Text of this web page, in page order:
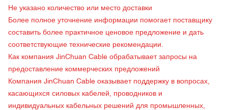
Не указано количество или место доставки
Более полное уточнение информации помогает поставщику
составить более практичное ценовое предложение и дать
соответствующие технические рекомендации.
Как компания JinChuan Cable обрабатывает запросы на
предоставление коммерческих предложений
Компания JinChuan Cable оказывает поддержку в вопросах,
касающихся силовых кабелей, проводников и
индивидуальных кабельных решений для промышленных,